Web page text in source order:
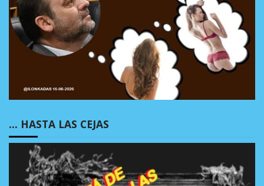
… HASTA LAS CEJAS